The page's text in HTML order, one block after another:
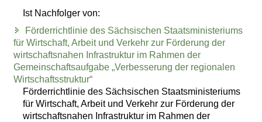
Ist Nachfolger von:
Förderrichtlinie des Sächsischen Staatsministeriums
für Wirtschaft, Arbeit und Verkehr zur Förderung der
wirtschaftsnahen Infrastruktur im Rahmen der
Gemeinschaftsaufgabe „Verbesserung der regionalen
Wirtschaftsstruktur“
Förderrichtlinie des Sächsischen Staatsministeriums
für Wirtschaft, Arbeit und Verkehr zur Förderung der
wirtschaftsnahen Infrastruktur im Rahmen der